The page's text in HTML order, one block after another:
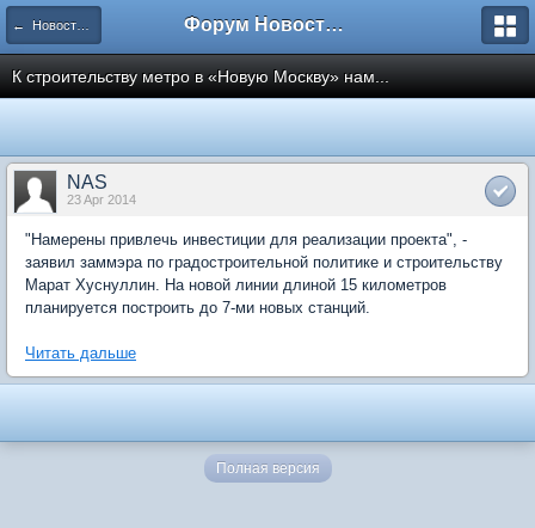
← Новости рынка недвижимости Форум Новостройки
К строительству метро в «Новую Москву» нам...
NAS
23 Apr 2014
"Намерены привлечь инвестиции для реализации проекта", -
заявил заммэра по градостроительной политике и строительству
Марат Хуснуллин. На новой линии длиной 15 километров
планируется построить до 7-ми новых станций.
Читать дальше
Полная версия